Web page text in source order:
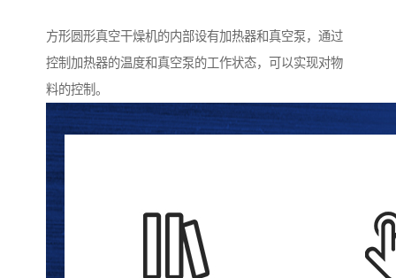
方形圆形真空干燥机的内部设有加热器和真空泵，通过
控制加热器的温度和真空泵的工作状态，可以实现对物
料的控制。